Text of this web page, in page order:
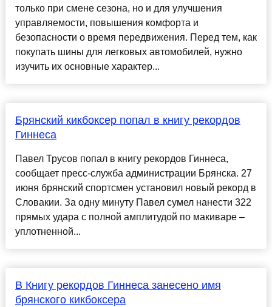
только при смене сезона, но и для улучшения
управляемости, повышения комфорта и
безопасности о время передвижения. Перед тем, как
покупать шины для легковых автомобилей, нужно
изучить их основные характер...
Брянский кикбоксер попал в книгу рекордов
Гиннеса
Павел Трусов попал в книгу рекордов Гиннеса,
сообщает пресс-служба администрации Брянска. 27
июня брянский спортсмен установил новый рекорд в
Словакии. За одну минуту Павел сумел нанести 322
прямых удара с полной амплитудой по макиваре –
уплотненной...
В Книгу рекордов Гиннеса занесено имя
брянского кикбоксера